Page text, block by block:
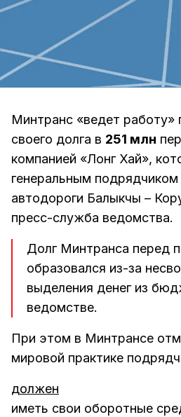
Минтранс «ведет работу»
своего долга в 251 млн
компанией «Лонг Хай»,
генеральным подрядчиком
автодороги Балыкчы –
пресс-служба ведомства.
Долг Минтранса перед
образовался из-за
выделения денег из
ведомстве.
При этом в Минтрансе
мировой практике
должен
иметь свои оборотные